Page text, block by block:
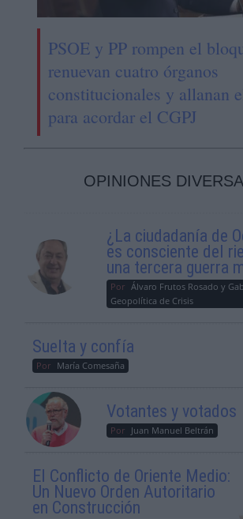
PSOE y PP rompen el
renuevan cuatro órganos
constitucionales y allanan
para acordar el CGPJ
OPINIONES
¿La ciudadanía de
es consciente del
una tercera guerra
Por Álvaro Frutos Rosado y
Geopolítica de Crisis
Suelta y confía
Por María Comesaña
Votantes y votados
Por Juan Manuel Beltrán
El Conflicto de Oriente Medio:
Un Nuevo Orden Autoritario
en Construcción